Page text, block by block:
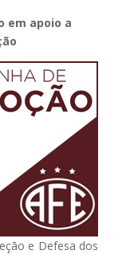
em apoio a
e Defesa dos